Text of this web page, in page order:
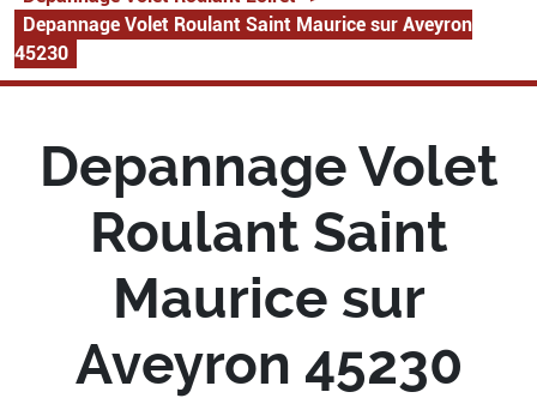
Depannage Volet Roulant Saint Maurice sur Aveyron
45230
Depannage Volet
Roulant Saint
Maurice sur
Aveyron 45230